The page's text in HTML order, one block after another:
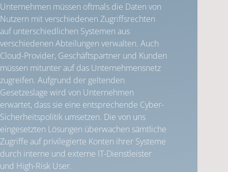
Unternehmen müssen oftmals die Daten von
Nutzern mit verschiedenen Zugriffsrechten
auf unterschiedlichen Systemen aus
verschiedenen Abteilungen verwalten. Auch
Cloud-Provider, Geschäftspartner und Kunden
müssen mitunter auf das Unternehmensnetz
zugreifen. Aufgrund der geltenden
Gesetzeslage wird von Unternehmen
erwartet, dass sie eine entsprechende Cyber-
Sicherheitspolitik umsetzen. Die von uns
eingesetzten Lösungen überwachen sämtliche
Zugriffe auf privilegierte Konten ihrer Systeme
durch interne und externe IT-Dienstleister
und High-Risk User.